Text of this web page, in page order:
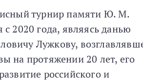
турнир памяти Ю. М.
2020 года, являясь данью
Лужкову,
на протяжении 20 лет, его
российского и